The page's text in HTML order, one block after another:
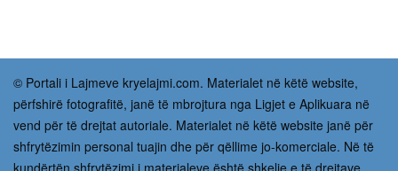
© Portali i Lajmeve kryelajmi.com. Materialet në këtë website,
përfshirë fotografitë, janë të mbrojtura nga Ligjet e Aplikuara në
vend për të drejtat autoriale. Materialet në këtë website janë për
shfrytëzimin personal tuajin dhe për qëllime jo-komerciale. Në të